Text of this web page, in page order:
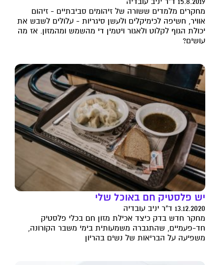
מחקרים מלמדים ששורה של זיהומים סביבתיים - זיהום
אוויר, חשיפה לכימיקלים ולעשן סיגריות - עלולים לשבש את
יכולת הגוף לקלוט ולאגור ויטמין די מהשמש ומהמזון. אז מה
עושים?
יש פלסטיק חם באוכל שלי
13.12.2020 ד"ר יניב עובדיה
מחקר חדש בדק כיצד אכילת מזון חם בכלי פלסטיק
חד-פעמיים, שהתגברה משמעותית בימי משבר הקורונה,
משפיעה על הבריאות של נשים בהריון